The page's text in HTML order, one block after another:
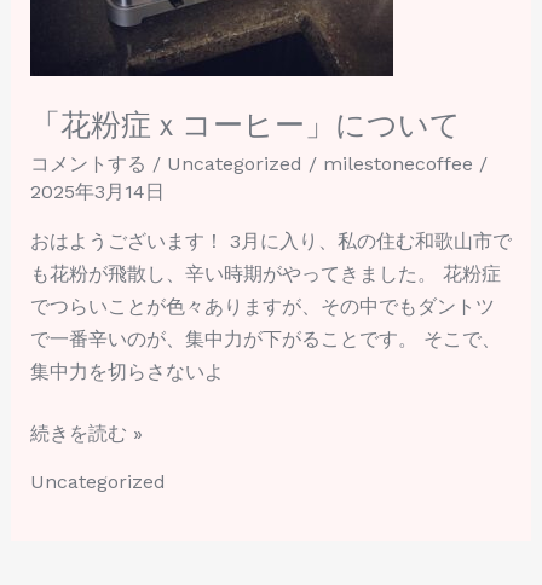
「花粉症ｘコーヒー」について
コメントする / Uncategorized / milestonecoffee /
2025年3月14日
おはようございます！ 3月に入り、私の住む和歌山市で
も花粉が飛散し、辛い時期がやってきました。 花粉症
でつらいことが色々ありますが、その中でもダントツ
で一番辛いのが、集中力が下がることです。 そこで、
集中力を切らさないよ
続きを読む »
Uncategorized